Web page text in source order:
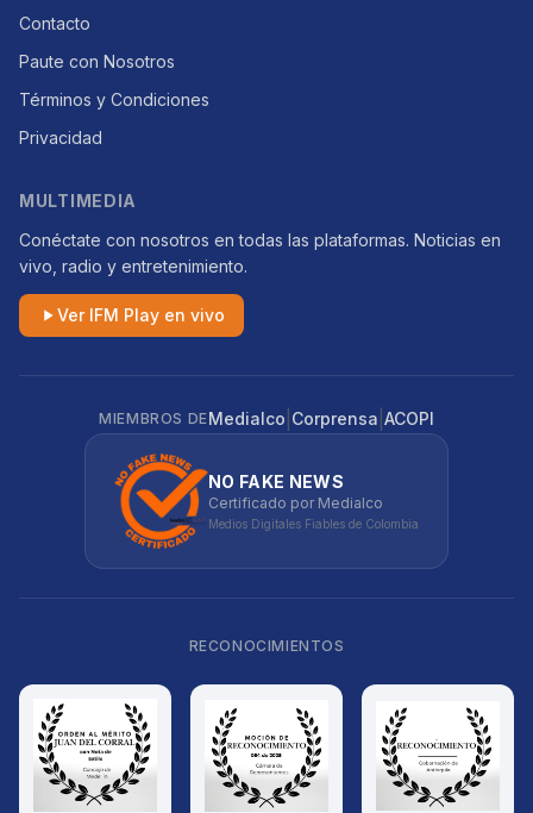
Contacto
Paute con Nosotros
Términos y Condiciones
Privacidad
MULTIMEDIA
Conéctate con nosotros en todas las plataformas. Noticias en
vivo, radio y entretenimiento.
Ver IFM Play en vivo
MIEMBROS DEMedialco Corprensa ACOPI
NO FAKE NEWS
Certificado por Medialco
Medios Digitales Fiables de Colombia
RECONOCIMIENTOS